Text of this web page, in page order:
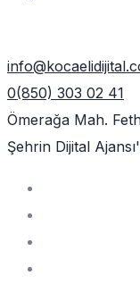
0(850) 303 02 41
Ömerağa Mah.
Şehrin Dijital